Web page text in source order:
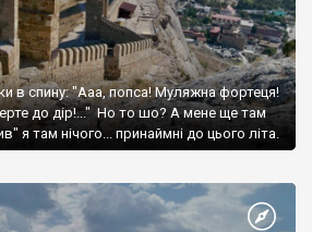
в спину: "Ааа, попса! Муляжна фортеця!
до дір!..." Но то шо? А мене ще там
я там нічого... принаймні до цього літа.